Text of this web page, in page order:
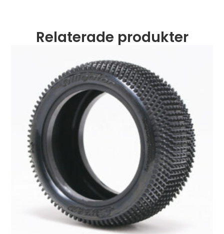
Relaterade produkter